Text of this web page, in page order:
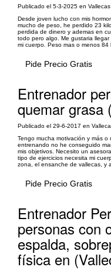
Publicado el 5-3-2025 en
Desde joven lucho con mis
mucho de peso, he perdido 23
perdida de dinero y ademas en
todo pero algo. Me gustaria
mi cuerpo. Peso mas o menos 84
Pide Precio Gratis
Entrenador
quemar grasa
Publicado el 29-6-2017 en
Tengo mucha motivación y más
entrenando no he conseguido
mis objetivos. Necesito un
tipo de ejercicios necesita mi
zona, el ensanche de vallecas, y
Pide Precio Gratis
Entrenador
personas con
espalda,
física en